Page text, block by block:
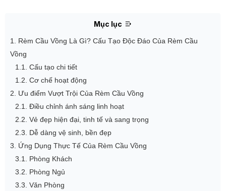
Mục lục
1. Rèm Cầu Vồng Là Gì? Cấu Tạo Độc Đáo Của Rèm Cầu
Vồng
1.1. Cấu tạo chi tiết
1.2. Cơ chế hoạt động
2. Ưu điểm Vượt Trội Của Rèm Cầu Vồng
2.1. Điều chỉnh ánh sáng linh hoạt
2.2. Vẻ đẹp hiện đại, tinh tế và sang trọng
2.3. Dễ dàng vệ sinh, bền đẹp
3. Ứng Dụng Thực Tế Của Rèm Cầu Vồng
3.1. Phòng Khách
3.2. Phòng Ngủ
3.3. Văn Phòng